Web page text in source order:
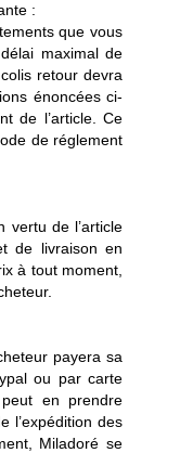
:
que vous
maximal de
retour devra
énoncées ci-
de l’article. Ce
de réglement
vertu de l’article
de livraison en
à tout moment,
payera sa
ou par carte
en prendre
l’expédition des
Miladoré se